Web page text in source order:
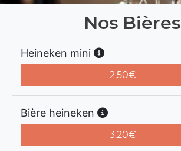
Nos Bières
Heineken mini
2.50€
Bière heineken
3.20€